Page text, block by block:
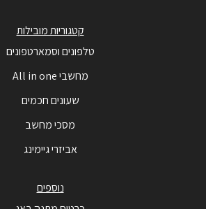
קטגוריות מובילות
טלפונים וסמארטפונים
מחשבי All in one
שעונים חכמים
מסכי מחשב
אביזרי גיימינג
נוספים